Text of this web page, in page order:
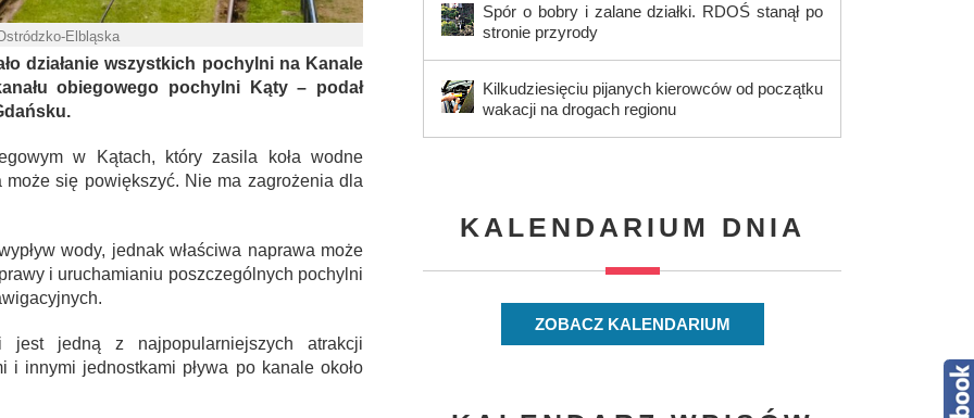
Elbląska
działanie wszystkich pochylni na Kanale
obiegowego pochylni Kąty – podał
w Kątach, który zasila koła wodne
się powiększyć. Nie ma zagrożenia dla
wody, jednak właściwa naprawa może
i uruchamianiu poszczególnych pochylni
jedną z najpopularniejszych atrakcji
i innymi jednostkami pływa po kanale około
Spór o bobry i zalane działki. RDOŚ stanął po
stronie przyrody
Kilkudziesięciu pijanych kierowców od początku
wakacji na drogach regionu
KALENDARIUM DNIA
ZOBACZ KALENDARIUM